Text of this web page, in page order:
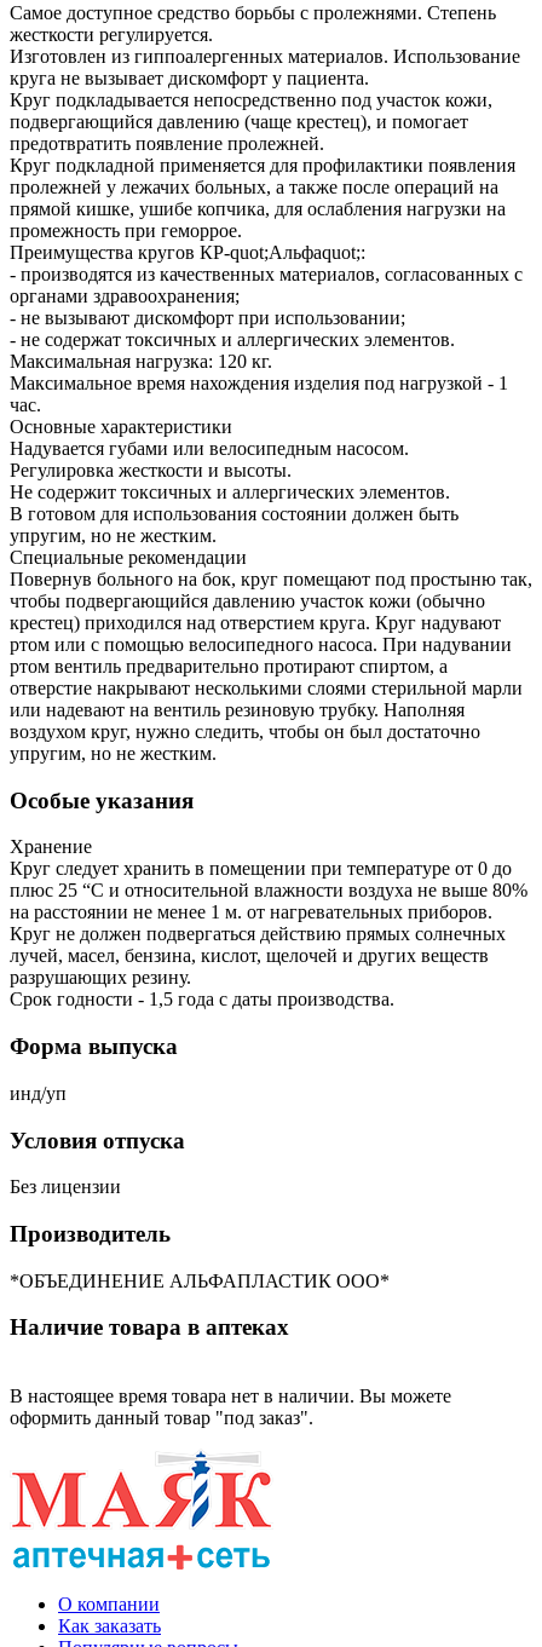
Самое доступное средство борьбы с пролежнями. Степень
жесткости регулируется.
Изготовлен из гиппоалергенных материалов. Использование
круга не вызывает дискомфорт у пациента.
Круг подкладывается непосредственно под участок кожи,
подвергающийся давлению (чаще крестец), и помогает
предотвратить появление пролежней.
Круг подкладной применяется для профилактики появления
пролежней у лежачих больных, а также после операций на
прямой кишке, ушибе копчика, для ослабления нагрузки на
промежность при геморрое.
Преимущества кругов КР-quot;Альфаquot;:
- производятся из качественных материалов, согласованных с
органами здравоохранения;
- не вызывают дискомфорт при использовании;
- не содержат токсичных и аллергических элементов.
Максимальная нагрузка: 120 кг.
Максимальное время нахождения изделия под нагрузкой - 1
час.
Основные характеристики
Надувается губами или велосипедным насосом.
Регулировка жесткости и высоты.
Не содержит токсичных и аллергических элементов.
В готовом для использования состоянии должен быть
упругим, но не жестким.
Специальные рекомендации
Повернув больного на бок, круг помещают под простыню так,
чтобы подвергающийся давлению участок кожи (обычно
крестец) приходился над отверстием круга. Круг надувают
ртом или с помощью велосипедного насоса. При надувании
ртом вентиль предварительно протирают спиртом, а
отверстие накрывают несколькими слоями стерильной марли
или надевают на вентиль резиновую трубку. Наполняя
воздухом круг, нужно следить, чтобы он был достаточно
упругим, но не жестким.
Особые указания
Хранение
Круг следует хранить в помещении при температуре от 0 до
плюс 25 “С и относительной влажности воздуха не выше 80%
на расстоянии не менее 1 м. от нагревательных приборов.
Круг не должен подвергаться действию прямых солнечных
лучей, масел, бензина, кислот, щелочей и других веществ
разрушающих резину.
Срок годности - 1,5 года с даты производства.
Форма выпуска
инд/уп
Условия отпуска
Без лицензии
Производитель
*ОБЪЕДИНЕНИЕ АЛЬФАПЛАСТИК ООО*
Наличие товара в аптеках
В настоящее время товара нет в наличии. Вы можете
оформить данный товар "под заказ".
О компании
Как заказать